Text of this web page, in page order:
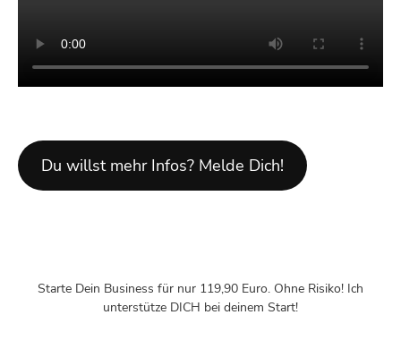
Du willst mehr Infos? Melde Dich!
Starte Dein Business für nur 119,90 Euro. Ohne Risiko! Ich
unterstütze DICH bei deinem Start!